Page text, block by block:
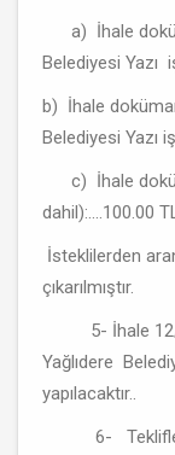
a) İhale
Belediyesi Yazı
b) İhale
Belediyesi Yazı
c) İhale
dahil):....100.00 TL.
İsteklilerden
çıkarılmıştır.
5- İhale 12/
Yağlıdere
yapılacaktır..
6- Teklifler